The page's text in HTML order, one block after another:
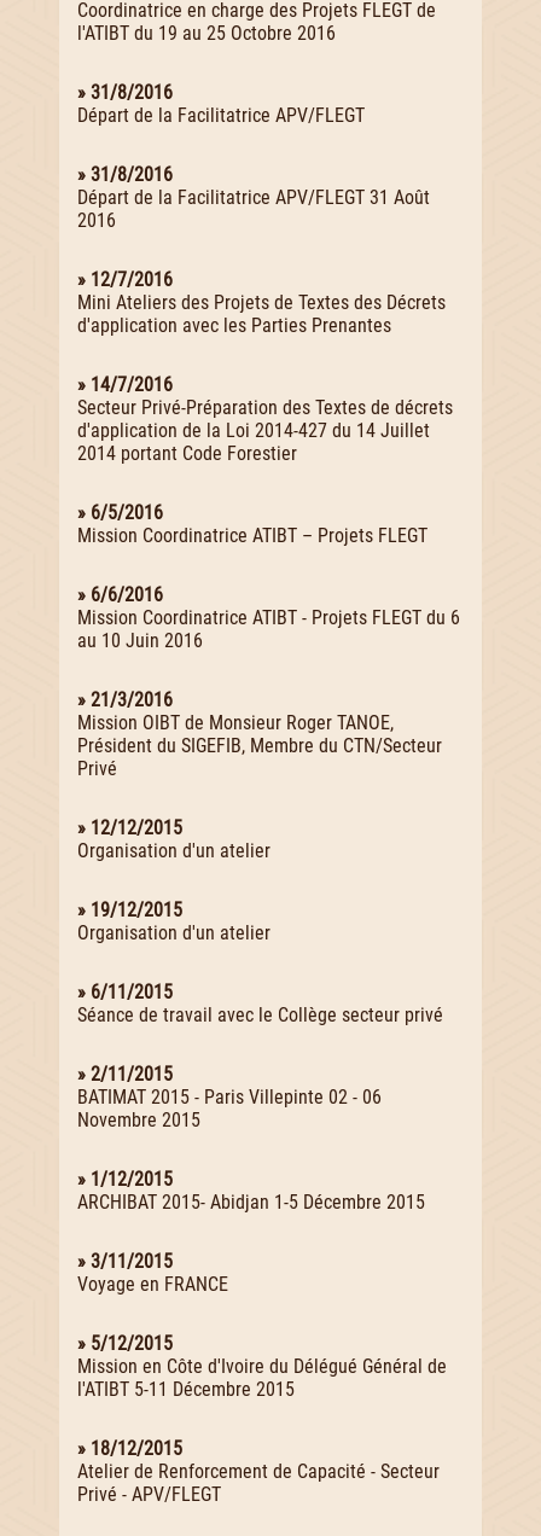
Coordinatrice en charge des Projets FLEGT de
l'ATIBT du 19 au 25 Octobre 2016
» 31/8/2016
Départ de la Facilitatrice APV/FLEGT
» 31/8/2016
Départ de la Facilitatrice APV/FLEGT 31 Août
2016
» 12/7/2016
Mini Ateliers des Projets de Textes des Décrets
d'application avec les Parties Prenantes
» 14/7/2016
Secteur Privé-Préparation des Textes de décrets
d'application de la Loi 2014-427 du 14 Juillet
2014 portant Code Forestier
» 6/5/2016
Mission Coordinatrice ATIBT – Projets FLEGT
» 6/6/2016
Mission Coordinatrice ATIBT - Projets FLEGT du 6
au 10 Juin 2016
» 21/3/2016
Mission OIBT de Monsieur Roger TANOE,
Président du SIGEFIB, Membre du CTN/Secteur
Privé
» 12/12/2015
Organisation d'un atelier
» 19/12/2015
Organisation d'un atelier
» 6/11/2015
Séance de travail avec le Collège secteur privé
» 2/11/2015
BATIMAT 2015 - Paris Villepinte 02 - 06
Novembre 2015
» 1/12/2015
ARCHIBAT 2015- Abidjan 1-5 Décembre 2015
» 3/11/2015
Voyage en FRANCE
» 5/12/2015
Mission en Côte d'Ivoire du Délégué Général de
l'ATIBT 5-11 Décembre 2015
» 18/12/2015
Atelier de Renforcement de Capacité - Secteur
Privé - APV/FLEGT